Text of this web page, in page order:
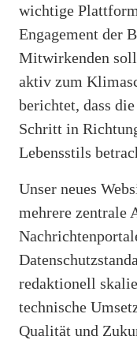
wichtige
Engagement der
Mitwirkenden
aktiv zum
berichtet, dass
Schritt in
Lebensstils
Unser neues
mehrere zentrale
redaktionell
technische
Qualität und